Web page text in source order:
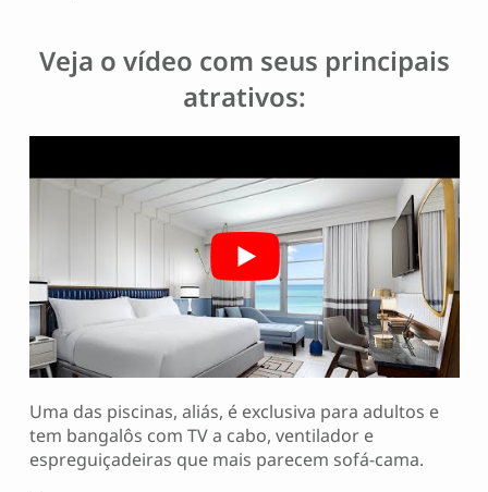
Veja o vídeo com seus principais
atrativos:
Uma das piscinas, aliás, é exclusiva para adultos e
tem bangalôs com TV a cabo, ventilador e
espreguiçadeiras que mais parecem sofá-cama.